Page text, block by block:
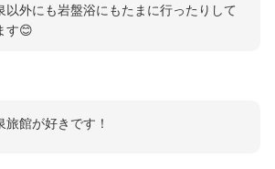
以外にも岩盤浴にもたまに行ったりして
す😊
旅館が好きです！